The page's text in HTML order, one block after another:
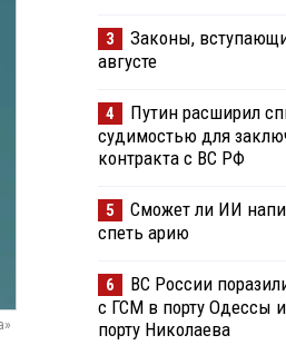
3
Законы,
августе
4
Путин расширил
судимостью для
контракта с ВС РФ
5
Сможет ли ИИ
спеть арию
6
ВС России
с ГСМ в порту Одессы
порту Николаева